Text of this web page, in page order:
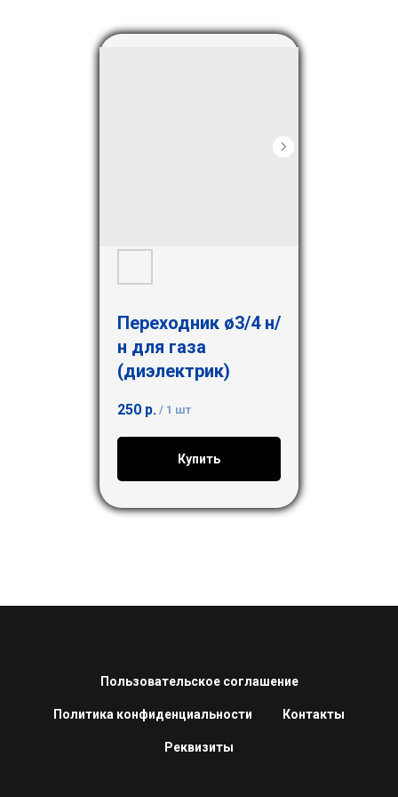
Переходник ø3/4 н/
н для газа
(диэлектрик)
250 р. / 1 шт
Купить
Пользовательское соглашение
Политика конфиденциальности Контакты
Реквизиты